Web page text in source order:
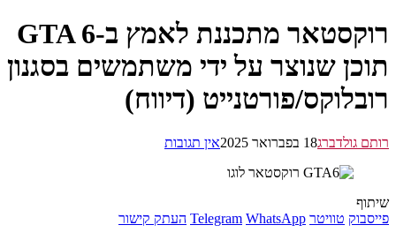
רוקסטאר מתכננת לאמץ ב-GTA 6
שנוצר על ידי משתמשים בסגנון
פורטנייט (דיווח)
גולדברג18 בפברואר 2025 אין תגובות
טוויטר Telegram WhatsApp העתק קישור